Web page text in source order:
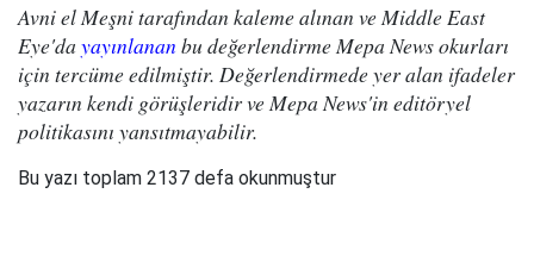
Avni el Meşni tarafından kaleme alınan ve Middle East
Eye'da yayınlanan bu değerlendirme Mepa News okurları
için tercüme edilmiştir. Değerlendirmede yer alan ifadeler
yazarın kendi görüşleridir ve Mepa News'in editöryel
politikasını yansıtmayabilir.
Bu yazı toplam 2137 defa okunmuştur